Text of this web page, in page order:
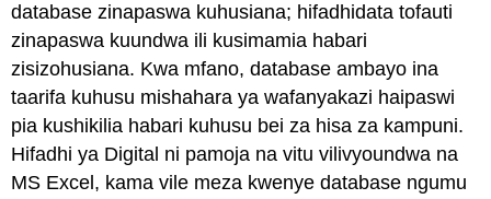
database zinapaswa kuhusiana; hifadhidata tofauti
zinapaswa kuundwa ili kusimamia habari
zisizohusiana. Kwa mfano, database ambayo ina
taarifa kuhusu mishahara ya wafanyakazi haipaswi
pia kushikilia habari kuhusu bei za hisa za kampuni.
Hifadhi ya Digital ni pamoja na vitu vilivyoundwa na
MS Excel, kama vile meza kwenye database ngumu